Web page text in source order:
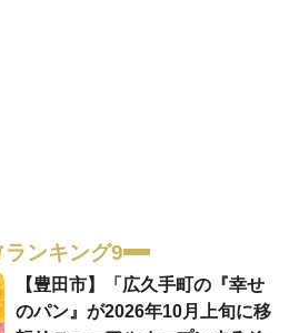
ランキング9
【豊田市】「広久手町の『幸せ
のパン』が2026年10月上旬に移